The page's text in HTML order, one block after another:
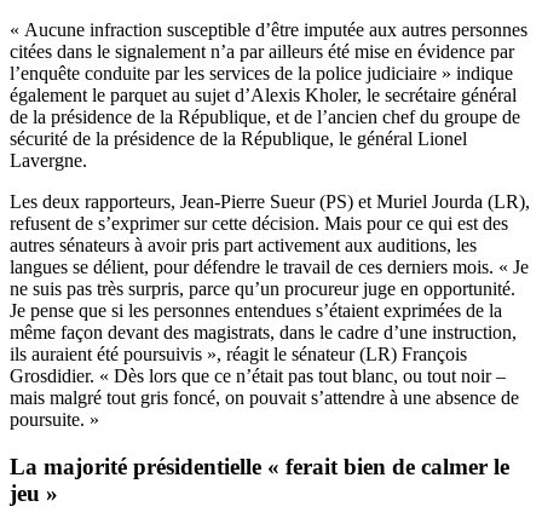
« Aucune infraction susceptible d’être imputée aux autres personnes
citées dans le signalement n’a par ailleurs été mise en évidence par
l’enquête conduite par les services de la police judiciaire » indique
également le parquet au sujet d’Alexis Kholer, le secrétaire général
de la présidence de la République, et de l’ancien chef du groupe de
sécurité de la présidence de la République, le général Lionel
Lavergne.
Les deux rapporteurs, Jean-Pierre Sueur (PS) et Muriel Jourda (LR),
refusent de s’exprimer sur cette décision. Mais pour ce qui est des
autres sénateurs à avoir pris part activement aux auditions, les
langues se délient, pour défendre le travail de ces derniers mois. « Je
ne suis pas très surpris, parce qu’un procureur juge en opportunité.
Je pense que si les personnes entendues s’étaient exprimées de la
même façon devant des magistrats, dans le cadre d’une instruction,
ils auraient été poursuivis », réagit le sénateur (LR) François
Grosdidier. « Dès lors que ce n’était pas tout blanc, ou tout noir –
mais malgré tout gris foncé, on pouvait s’attendre à une absence de
poursuite. »
La majorité présidentielle « ferait bien de calmer le
jeu »